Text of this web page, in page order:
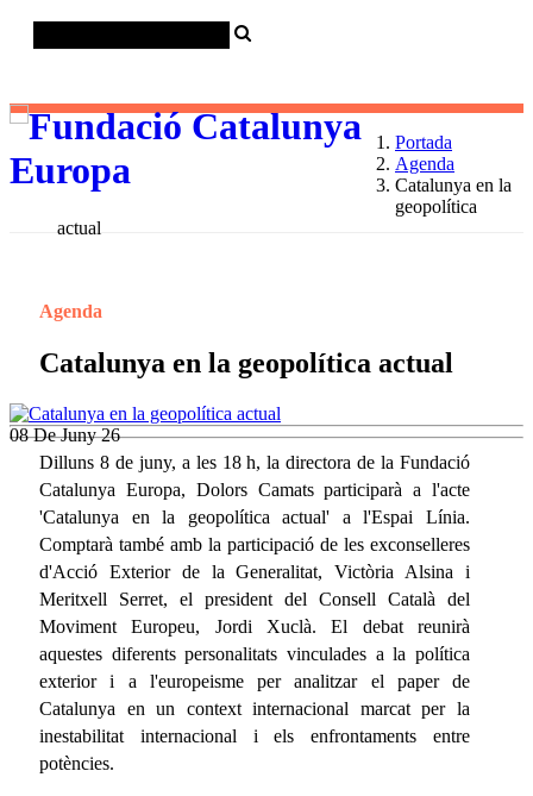
Portada
Agenda
Catalunya en la
geopolítica
actual
Agenda
Catalunya en la geopolítica actual
08 De Juny 26
Dilluns 8 de juny, a les 18 h, la directora de la Fundació
Catalunya Europa, Dolors Camats participarà a l'acte
'Catalunya en la geopolítica actual' a l'Espai Línia.
Comptarà també amb la participació de les exconselleres
d'Acció Exterior de la Generalitat, Victòria Alsina i
Meritxell Serret, el president del Consell Català del
Moviment Europeu, Jordi Xuclà. El debat reunirà
aquestes diferents personalitats vinculades a la política
exterior i a l'europeisme per analitzar el paper de
Catalunya en un context internacional marcat per la
inestabilitat internacional i els enfrontaments entre
potències.